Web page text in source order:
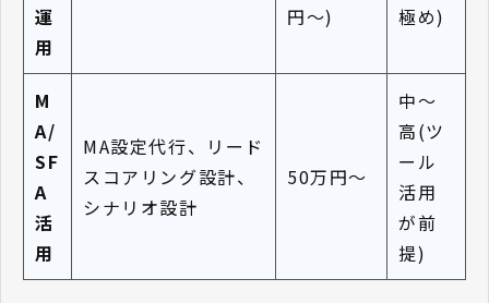
運
用
円〜)
極め)
M
A/
SF
A
活
用
MA設定代行、リード
スコアリング設計、
シナリオ設計
50万円〜
中〜
高(ツ
ール
活用
が前
提)